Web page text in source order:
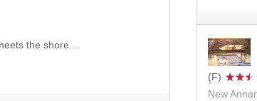
New
the shore....